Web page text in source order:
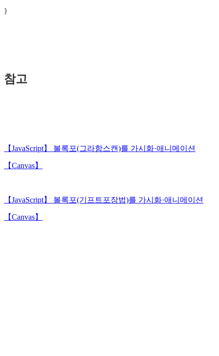
}
참고
【JavaScript】 볼록포(그라함스캔)를 가시화·애니메이션
【Canvas】
【JavaScript】 볼록포(기프트포장법)를 가시화·애니메이션
【Canvas】